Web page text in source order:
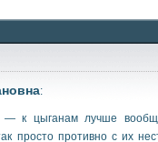
:
к цыганам лучше
просто противно с их